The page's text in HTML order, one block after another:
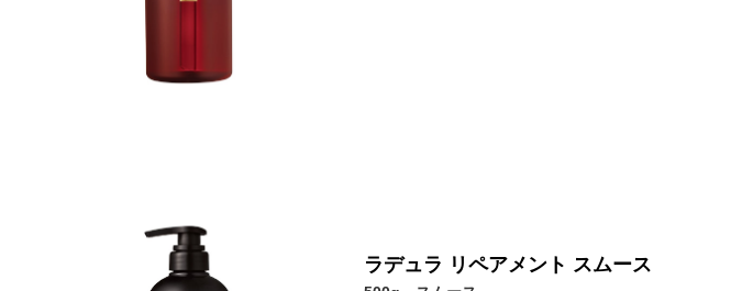
ラデュラ リペアメント スムース